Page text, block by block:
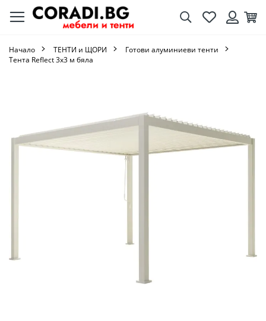
ТърсенеЛюбими
Начало ТЕНТИ и ЩОРИ
Готови алуминиеви тенти
Тента Reflect 3х3 м бяла
на
изображенията